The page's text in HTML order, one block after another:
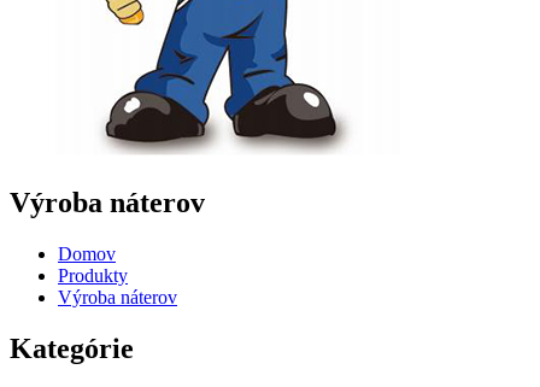
Výroba náterov
Domov
Produkty
Výroba náterov
Kategórie